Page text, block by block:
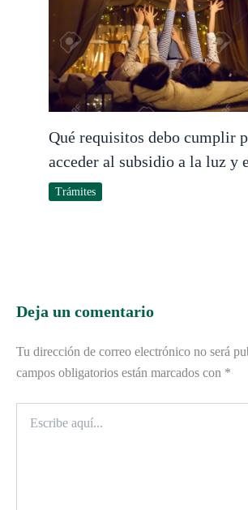
Qué requisitos debo cumplir
acceder al subsidio a la luz y
Trámites
Deja un comentario
Tu dirección de correo electrónico no será
campos obligatorios están marcados con *
aquí...